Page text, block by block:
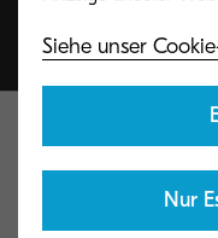
Siehe unser
Nur